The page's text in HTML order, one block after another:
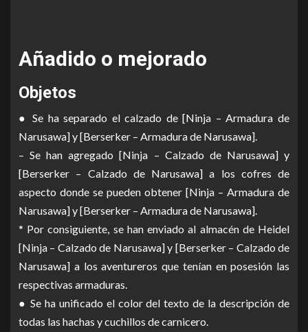
Añadido o mejorado
Objetos
● Se ha separado el calzado de [Ninja – Armadura de
Narusawa] y [Berserker – Armadura de Narusawa].
– Se han agregado [Ninja – Calzado de Narusawa] y
[Berserker – Calzado de Narusawa] a los cofres de
aspecto donde se pueden obtener [Ninja – Armadura de
Narusawa] y [Berserker – Armadura de Narusawa].
* Por consiguiente, se han enviado al almacén de Heidel
[Ninja – Calzado de Narusawa] y [Berserker – Calzado de
Narusawa] a los aventureros que tenían en posesión las
respectivas armaduras.
● Se ha unificado el color del texto de la descripción de
todas las hachas y cuchillos de carnicero.